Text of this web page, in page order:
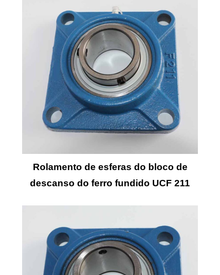
Rolamento de esferas do bloco de
descanso do ferro fundido UCF 211